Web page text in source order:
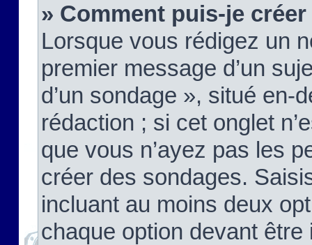
» Comment puis-je
Lorsque vous rédigez un
premier message d’un
d’un sondage », situé en-
rédaction ; si cet onglet
que vous n’ayez pas les
créer des sondages.
incluant au moins deux
chaque option devant